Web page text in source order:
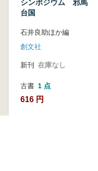
シンポジウム 邪馬
台国
石井良助ほか編
創文社
新刊 在庫なし
古書 1 点
616 円